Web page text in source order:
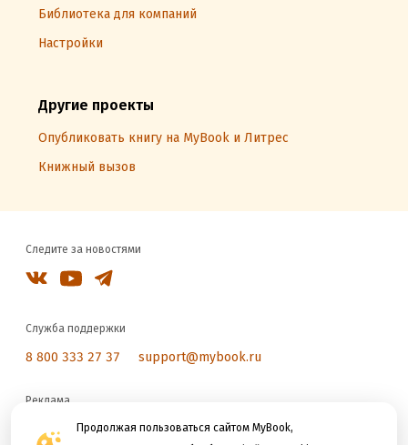
Продолжая пользоваться сайтом MyBook,
Библиотека для компаний
Настройки
Другие проекты
Опубликовать книгу на MyBook и Литрес
Книжный вызов
Следите за новостями
Служба поддержки
8 800 333 27 37 support@mybook.ru
Реклама
reklama@litres.ru